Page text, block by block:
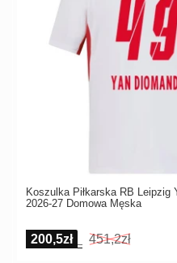
Koszulka Piłkarska RB Leipzig
2026-27 Domowa Męska
200,5zł 451,2zł